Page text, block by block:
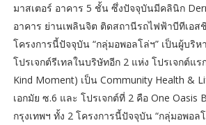
มาสเตอร์ อาคาร 5 ชั้น ซึ่งปัจจุบันมีคลินิก
อาคาร ย่านเพลินจิต ติดสถานีรถไฟฟ้าบีทีเอส
โครงการนี้ปัจจุบัน “กลุ่มอพอลโล่ฯ” เป็นผู้บริห
โปรเจกต์รีเทลในบริษัทอีก 2 แห่ง โปรเจกต์แร
Kind Moment) เป็น Community Health &
เอกมัย ซ.6 และ โปรเจกต์ที่ 2 คือ One Oasis
กรุงเทพฯ ทั้ง 2 โครงการนี้ปัจจุบัน “กลุ่มอพอล